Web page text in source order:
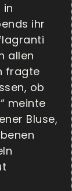
in
ihr
allen
fragte
ob
meinte
Bluse,